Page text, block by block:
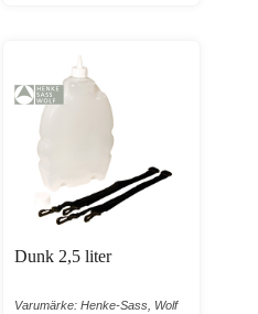
Dunk 2,5 liter
Varumärke: Henke-Sass, Wolf